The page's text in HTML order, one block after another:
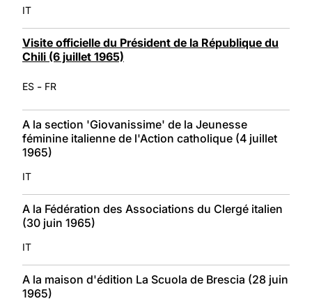
IT
Visite officielle du Président de la République du
Chili (6 juillet 1965)
ES - FR
A la section 'Giovanissime' de la Jeunesse
féminine italienne de l'Action catholique (4 juillet
1965)
IT
A la Fédération des Associations du Clergé italien
(30 juin 1965)
IT
A la maison d'édition La Scuola de Brescia (28 juin
1965)